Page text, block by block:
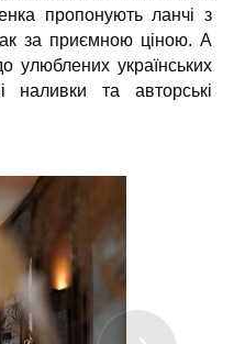
пропонують ланчі з
за приємною ціною. А
улюблених українських
наливки та авторські